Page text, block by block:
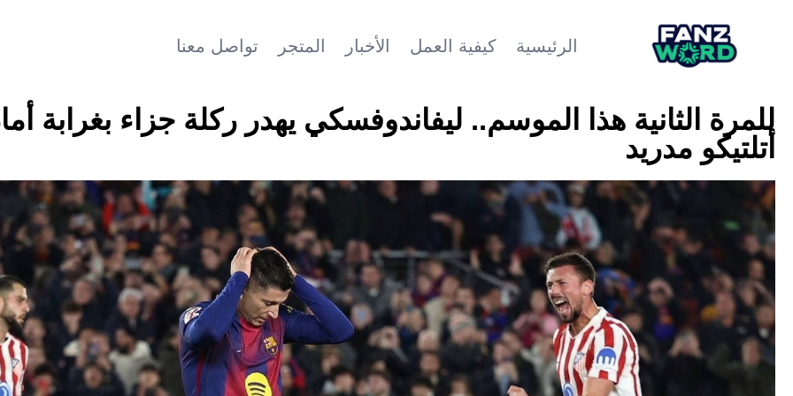
الرئيسية كيفية العمل الأخبار المتجر تواصل معنا
للمرة الثانية هذا الموسم.. ليفاندوفسكي يهدر ركلة جزاء بغرابة
أتلتيكو مدريد